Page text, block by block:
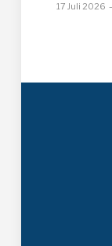
17 Juli 2026